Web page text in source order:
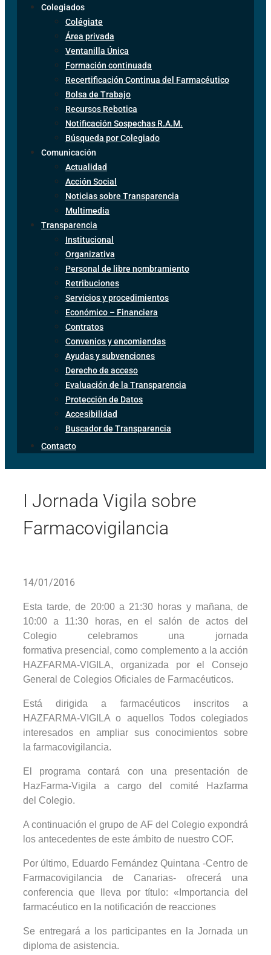
Colegiados
Colégiate
Área privada
Ventanilla Única
Formación continuada
Recertificación Continua del Farmacéutico
Bolsa de Trabajo
Recursos Rebotica
Notificación Sospechas R.A.M.
Búsqueda por Colegiado
Comunicación
Actualidad
Acción Social
Noticias sobre Transparencia
Multimedia
Transparencia
Institucional
Organizativa
Personal de libre nombramiento
Retribuciones
Servicios y procedimientos
Económico – Financiera
Contratos
Convenios y encomiendas
Ayudas y subvenciones
Derecho de acceso
Evaluación de la Transparencia
Protección de Datos
Accesibilidad
Buscador de Transparencia
Contacto
I Jornada Vigila sobre
Farmacovigilancia
14/01/2016
Esta tarde, de 20:00 a 21:30 horas y mañana, de
10:00 a 11:30 horas, en el salón de actos del
Colegio celebramos una jornada
formativa presencial, como complemento a la acción
HAZFARMA-VIGILA, organizada por el Consejo
General de Colegios Oficiales de Farmacéuticos.
Está dirigida a farmacéuticos inscritos a
HAZFARMA-VIGILA o aquellos Todos colegiados
interesados en ampliar sus conocimientos sobre
la farmacovigilancia.
El programa contará con una presentación de
HazFarma-Vigila a cargo del comité Hazfarma
del Colegio.
A continuación el grupo de AF del Colegio expondrá
los antecedentes de este ámbito de nuestro COF.
Por último, Eduardo Fernández Quintana -Centro de
Farmacovigilancia de Canarias- ofrecerá una
conferencia que lleva por título: «Importancia del
farmacéutico en la notificación de reacciones
Se entregará a los participantes en la Jornada un
diploma de asistencia.